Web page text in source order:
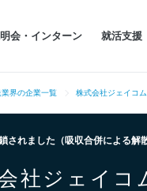
会・インターン 就活支援
界の企業一覧 株式会社ジェイコ
されました（吸収合併による解
社ジェイコ